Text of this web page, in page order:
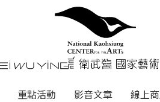
衛武營國家
重點活動 影音文章 線上